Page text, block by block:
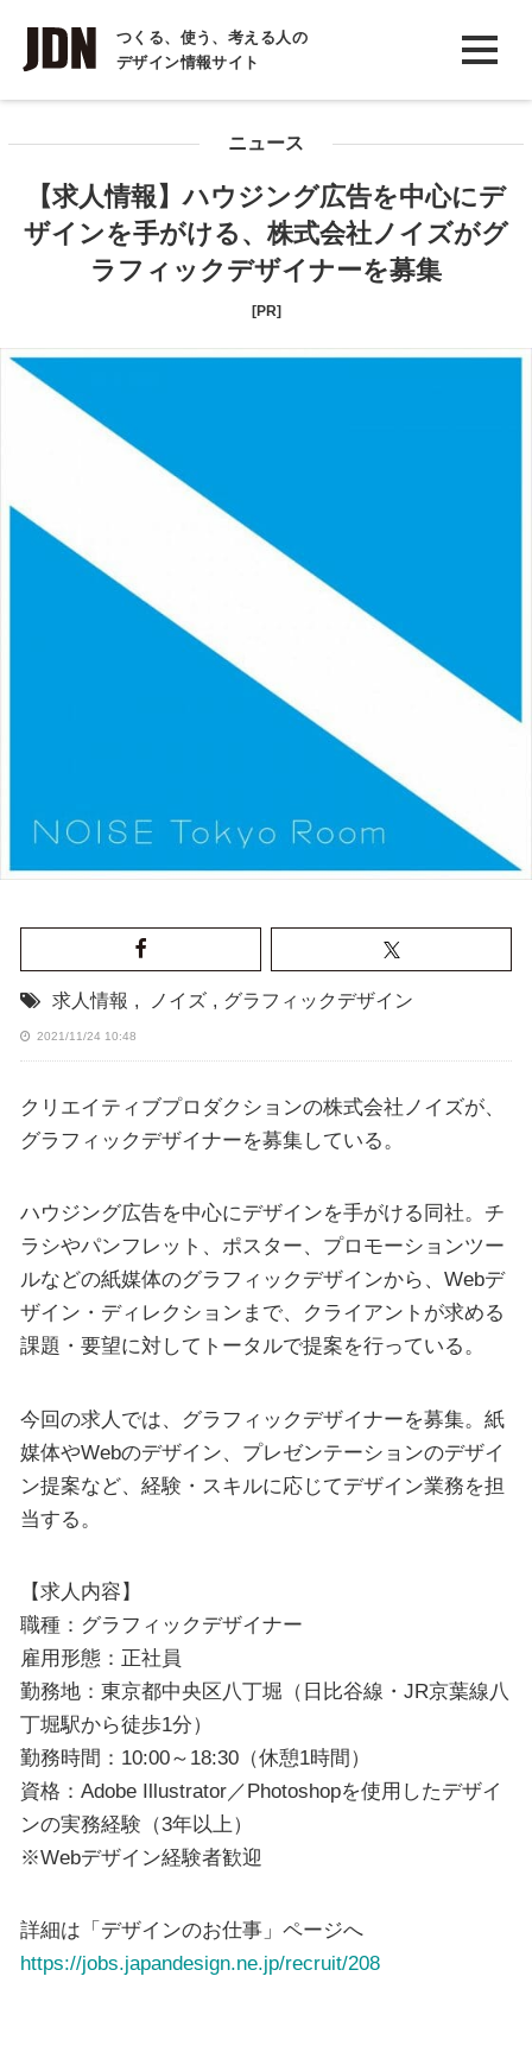
つくる、使う、考える人の
デザイン情報サイト
INTERVIEW
インタビュー
COLUMN
コラム
ニュース
【求人情報】ハウジング広告を中心にデ
ザインを手がける、株式会社ノイズがグ
ラフィックデザイナーを募集
[PR]
求人情報 , ノイズ , グラフィックデザイン
2021/11/24 10:48
クリエイティブプロダクションの株式会社ノイズが、
グラフィックデザイナーを募集している。
ハウジング広告を中心にデザインを手がける同社。チ
ラシやパンフレット、ポスター、プロモーションツー
ルなどの紙媒体のグラフィックデザインから、Webデ
ザイン・ディレクションまで、クライアントが求める
課題・要望に対してトータルで提案を行っている。
今回の求人では、グラフィックデザイナーを募集。紙
媒体やWebのデザイン、プレゼンテーションのデザイ
ン提案など、経験・スキルに応じてデザイン業務を担
当する。
【求人内容】
職種：グラフィックデザイナー
雇用形態：正社員
勤務地：東京都中央区八丁堀（日比谷線・JR京葉線八
丁堀駅から徒歩1分）
勤務時間：10:00～18:30（休憩1時間）
資格：Adobe Illustrator／Photoshopを使用したデザイ
ンの実務経験（3年以上）
※Webデザイン経験者歓迎
詳細は「デザインのお仕事」ページへ
https://jobs.japandesign.ne.jp/recruit/208